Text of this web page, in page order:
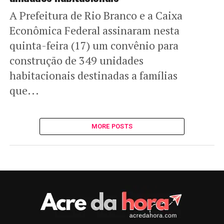
A Prefeitura de Rio Branco e a Caixa
Econômica Federal assinaram nesta
quinta-feira (17) um convênio para
construção de 349 unidades
habitacionais destinadas a famílias
que...
MORE POSTS